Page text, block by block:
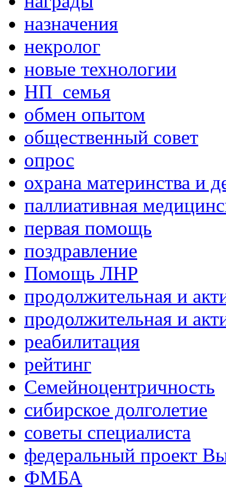
назначения
некролог
новые технологии
НП_семья
обмен опытом
общественный совет
опрос
охрана материнства и
паллиативная
первая помощь
поздравление
Помощь ЛНР
продолжительная и
продолжительная и
реабилитация
рейтинг
Семейноцентричность
сибирское долголетие
советы специалиста
федеральный проект
ФМБА